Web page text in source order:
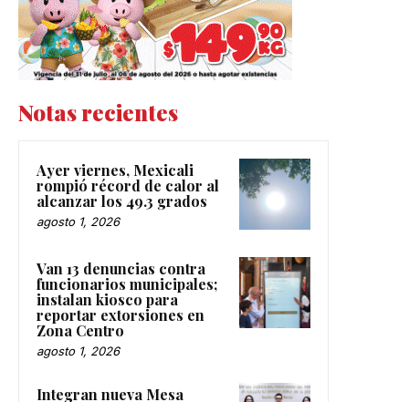
Notas recientes
Ayer viernes, Mexicali
rompió récord de calor al
alcanzar los 49.3 grados
agosto 1, 2026
Van 13 denuncias contra
funcionarios municipales;
instalan kiosco para
reportar extorsiones en
Zona Centro
agosto 1, 2026
Integran nueva Mesa